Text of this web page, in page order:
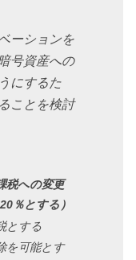
ーションを
号資産への
にするた
ことを検討
税への変更
％とする）
とする
を可能とす